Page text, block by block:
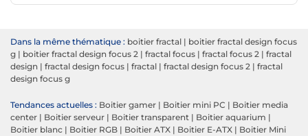
Dans la même thématique : boitier fractal | boitier fractal design focus
g | boitier fractal design focus 2 | fractal focus | fractal focus 2 | fractal
design | fractal design focus | fractal | fractal design focus 2 | fractal
design focus g
Tendances actuelles : Boitier gamer | Boitier mini PC | Boitier media
center | Boitier serveur | Boitier transparent | Boitier aquarium |
Boitier blanc | Boitier RGB | Boitier ATX | Boitier E-ATX | Boitier Mini